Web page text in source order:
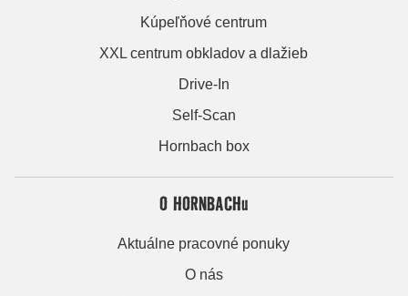
Kúpeľňové centrum
XXL centrum obkladov a dlažieb
Drive-In
Self-Scan
Hornbach box
O HORNBACHu
Aktuálne pracovné ponuky
O nás